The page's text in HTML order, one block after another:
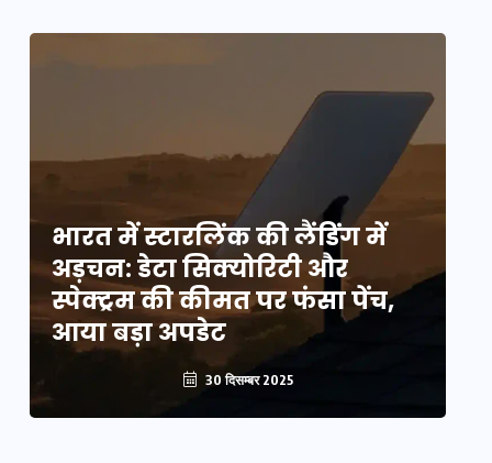
भारत में स्टारलिंक की लैंडिंग में
अड़चन: डेटा सिक्योरिटी और
स्पेक्ट्रम की कीमत पर फंसा पेंच,
आया बड़ा अपडेट
30 दिसम्बर 2025